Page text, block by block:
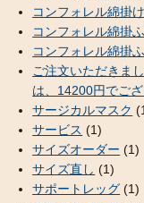
コンフォレル綿掛
コンフォレル綿掛
コンフォレル綿掛
ご注文いただきま
は、14200円でご
サージカルマスク
サービス (1)
サイズオーダー (1)
サイズ直し (1)
サポートレッグ (1)